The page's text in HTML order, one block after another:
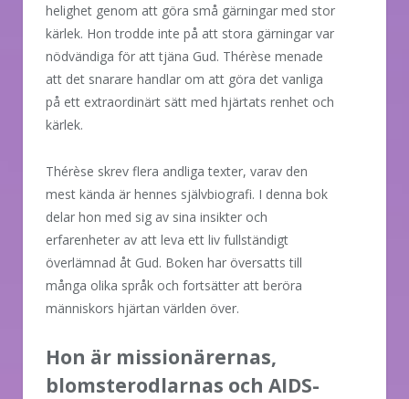
helighet genom att göra små gärningar med stor
kärlek. Hon trodde inte på att stora gärningar var
nödvändiga för att tjäna Gud. Thérèse menade
att det snarare handlar om att göra det vanliga
på ett extraordinärt sätt med hjärtats renhet och
kärlek.
Thérèse skrev flera andliga texter, varav den
mest kända är hennes självbiografi. I denna bok
delar hon med sig av sina insikter och
erfarenheter av att leva ett liv fullständigt
överlämnad åt Gud. Boken har översatts till
många olika språk och fortsätter att beröra
människors hjärtan världen över.
Hon är missionärernas,
blomsterodlarnas och AIDS-